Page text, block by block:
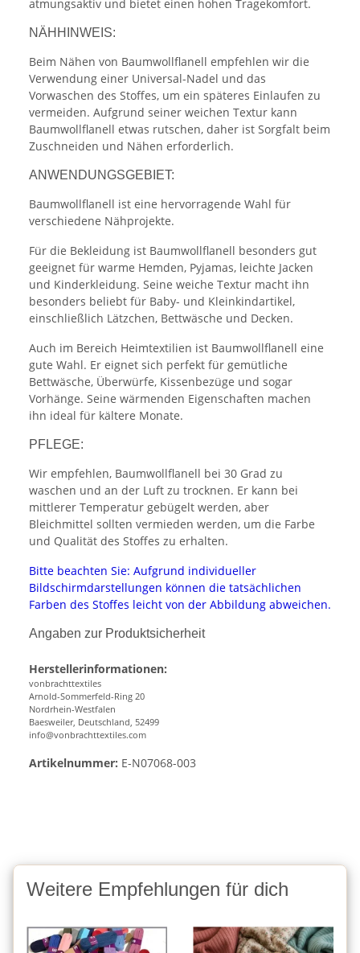
atmungsaktiv und bietet einen hohen Tragekomfort.
NÄHHINWEIS:
Beim Nähen von Baumwollflanell empfehlen wir die
Verwendung einer Universal-Nadel und das
Vorwaschen des Stoffes, um ein späteres Einlaufen zu
vermeiden. Aufgrund seiner weichen Textur kann
Baumwollflanell etwas rutschen, daher ist Sorgfalt beim
Zuschneiden und Nähen erforderlich.
ANWENDUNGSGEBIET:
Baumwollflanell ist eine hervorragende Wahl für
verschiedene Nähprojekte.
Für die Bekleidung ist Baumwollflanell besonders gut
geeignet für warme Hemden, Pyjamas, leichte Jacken
und Kinderkleidung. Seine weiche Textur macht ihn
besonders beliebt für Baby- und Kleinkindartikel,
einschließlich Lätzchen, Bettwäsche und Decken.
Auch im Bereich Heimtextilien ist Baumwollflanell eine
gute Wahl. Er eignet sich perfekt für gemütliche
Bettwäsche, Überwürfe, Kissenbezüge und sogar
Vorhänge. Seine wärmenden Eigenschaften machen
ihn ideal für kältere Monate.
PFLEGE:
Wir empfehlen, Baumwollflanell bei 30 Grad zu
waschen und an der Luft zu trocknen. Er kann bei
mittlerer Temperatur gebügelt werden, aber
Bleichmittel sollten vermieden werden, um die Farbe
und Qualität des Stoffes zu erhalten.
Bitte beachten Sie: Aufgrund individueller
Bildschirmdarstellungen können die tatsächlichen
Farben des Stoffes leicht von der Abbildung abweichen.
Angaben zur Produktsicherheit
Herstellerinformationen:
vonbrachttextiles
Arnold-Sommerfeld-Ring 20
Nordrhein-Westfalen
Baesweiler, Deutschland, 52499
info@vonbrachttextiles.com
Artikelnummer: E-N07068-003
Weitere Empfehlungen für dich